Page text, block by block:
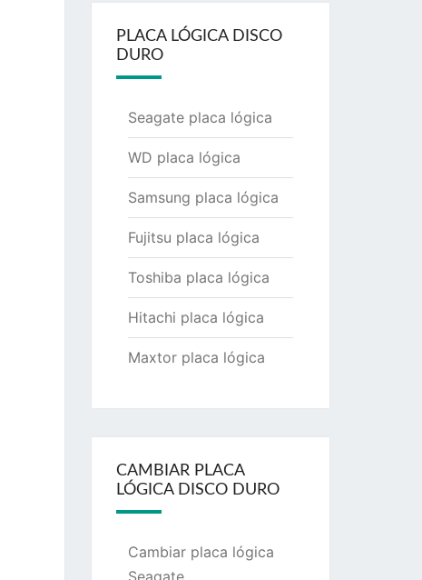
PLACA LÓGICA DISCO
DURO
Seagate placa lógica
WD placa lógica
Samsung placa lógica
Fujitsu placa lógica
Toshiba placa lógica
Hitachi placa lógica
Maxtor placa lógica
CAMBIAR PLACA
LÓGICA DISCO DURO
Cambiar placa lógica
Seagate